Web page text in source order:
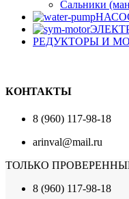
Сальники
РЕДУКТОРЫ И
КОНТАКТЫ
8 (960) 117-98-18
arinval@mail.ru
ТОЛЬКО
8 (960) 117-98-18